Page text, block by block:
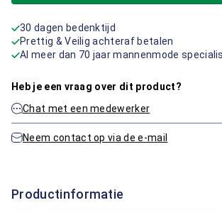
30 dagen bedenktijd
Prettig & Veilig achteraf betalen
Al meer dan 70 jaar mannenmode
Heb je een vraag over dit product?
Chat met een medewerker
Neem contact op via de e-mail
Productinformatie